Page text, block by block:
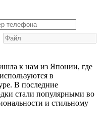
к нам из Японии, где
в
В последние
стали популярными во
и стильному